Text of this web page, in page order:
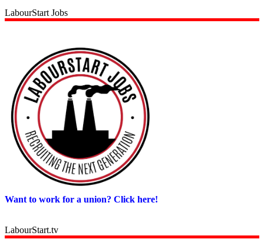
LabourStart Jobs
Want to work for a union? Click here!
LabourStart.tv